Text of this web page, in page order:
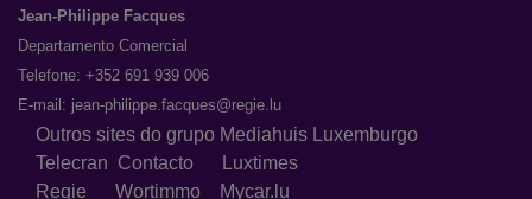
Jean-Philippe Facques
Departamento Comercial
Telefone: +352 691 939 006
E-mail: jean-philippe.facques@regie.lu
Outros sites do grupo Mediahuis Luxemburgo
Telecran Contacto
Luxtimes
Regie Wortimmo Mycar.lu